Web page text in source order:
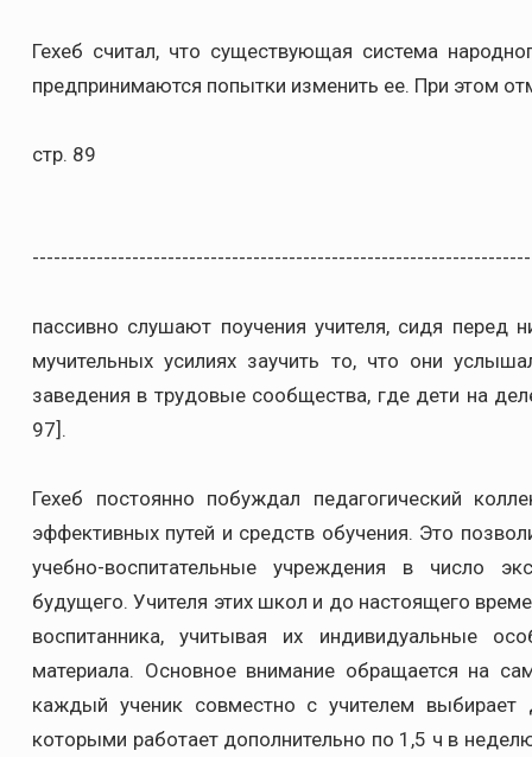
Гехеб считал, что существующая система
предпринимаются попытки изменить ее. При этом
стр. 89
пассивно слушают поучения учителя, сидя
мучительных усилиях заучить то, что они
заведения в трудовые сообщества, где дети на
97].
Гехеб постоянно побуждал педагогический
эффективных путей и средств обучения. Это
учебно-воспитательные учреждения в число
будущего. Учителя этих школ и до настоящего
воспитанника, учитывая их индивидуальные
материала. Основное внимание обращается на
каждый ученик совместно с учителем
которыми работает дополнительно по 1,5 ч в